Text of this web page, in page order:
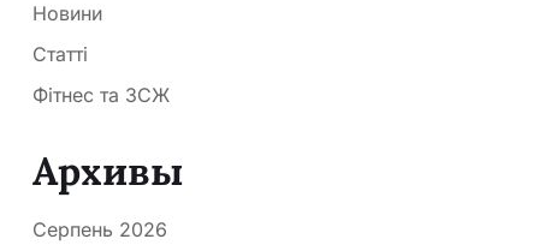
Новини
Статті
Фітнес та ЗСЖ
Архивы
Серпень 2026